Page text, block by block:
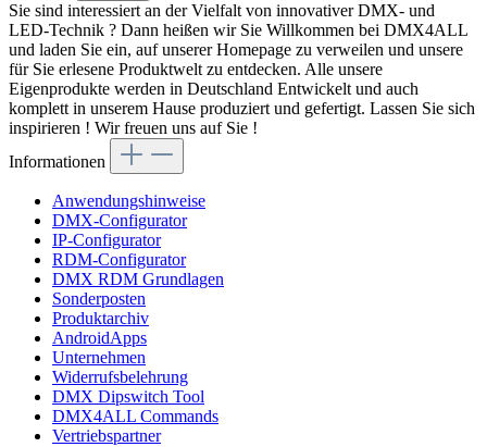
Sie sind interessiert an der Vielfalt von innovativer DMX- und
LED-Technik ? Dann heißen wir Sie Willkommen bei DMX4ALL
und laden Sie ein, auf unserer Homepage zu verweilen und unsere
für Sie erlesene Produktwelt zu entdecken. Alle unsere
Eigenprodukte werden in Deutschland Entwickelt und auch
komplett in unserem Hause produziert und gefertigt. Lassen Sie sich
inspirieren ! Wir freuen uns auf Sie !
Informationen
Anwendungshinweise
DMX-Configurator
IP-Configurator
RDM-Configurator
DMX RDM Grundlagen
Sonderposten
Produktarchiv
AndroidApps
Unternehmen
Widerrufsbelehrung
DMX Dipswitch Tool
DMX4ALL Commands
Vertriebspartner